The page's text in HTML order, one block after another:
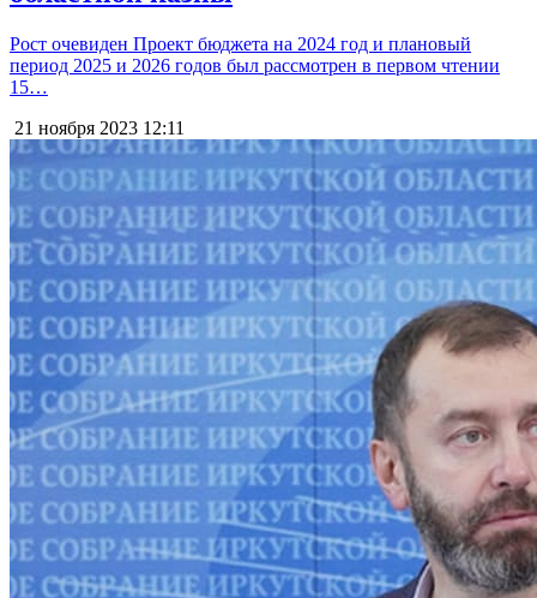
Рост очевиден Проект бюджета на 2024 год и плановый
период 2025 и 2026 годов был рассмотрен в первом чтении
15…
21 ноября 2023 12:11